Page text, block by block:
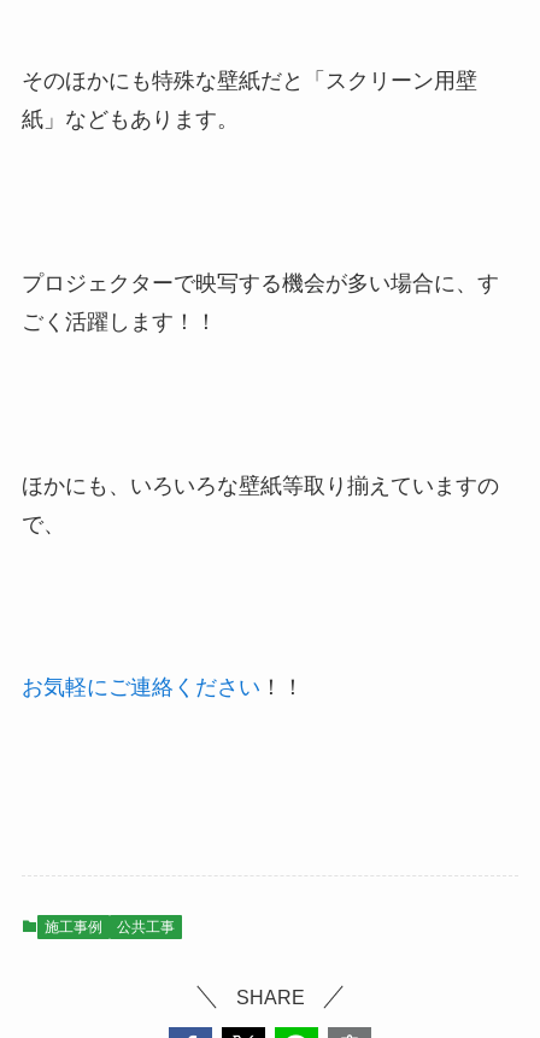
そのほかにも特殊な壁紙だと「スクリーン用壁
紙」などもあります。
プロジェクターで映写する機会が多い場合に、す
ごく活躍します！！
ほかにも、いろいろな壁紙等取り揃えていますの
で、
お気軽にご連絡ください ！！
施工事例 公共工事
SHARE